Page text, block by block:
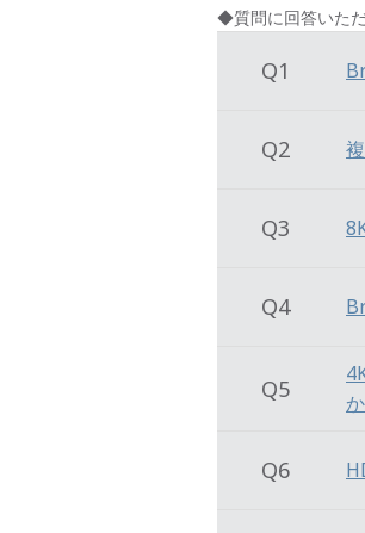
◆質問に回答いた
Q1
Q2
Q3
Q4
Q5
Q6